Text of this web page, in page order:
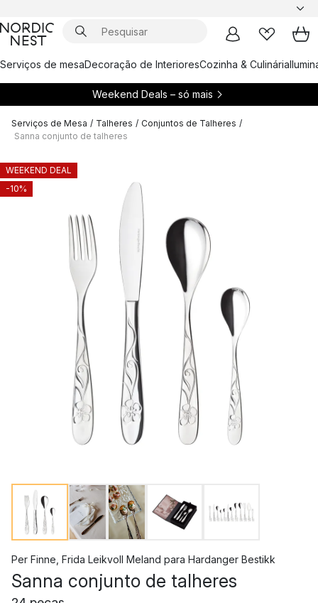
Serviços de mesaDecoração de InterioresCozinha & Culinária
Weekend Deals – só mais
Serviços de Mesa / Talheres / Conjuntos de Talheres /
Sanna conjunto de talheres
WEEKEND DEAL
-10%
Per Finne Frida Leikvoll Meland para Hardanger Bestikk
Sanna conjunto de talheres